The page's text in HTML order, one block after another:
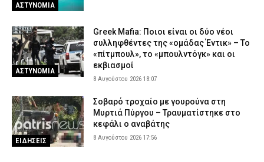
ΑΣΤΥΝΟΜΙΑ
ΑΣΤΥΝΟΜΙΑ
Greek Mafia: Ποιοι είναι οι δύο νέοι
συλληφθέντες της «ομάδας Έντικ» – Το
«πίτμπουλ», το «μπουλντόγκ» και οι
εκβιασμοί
8 Αυγούστου 2026 18:07
ΕΙΔΗΣΕΙΣ
Σοβαρό τροχαίο με γουρούνα στη
Μυρτιά Πύργου – Τραυματίστηκε στο
κεφάλι ο αναβάτης
8 Αυγούστου 2026 17:56